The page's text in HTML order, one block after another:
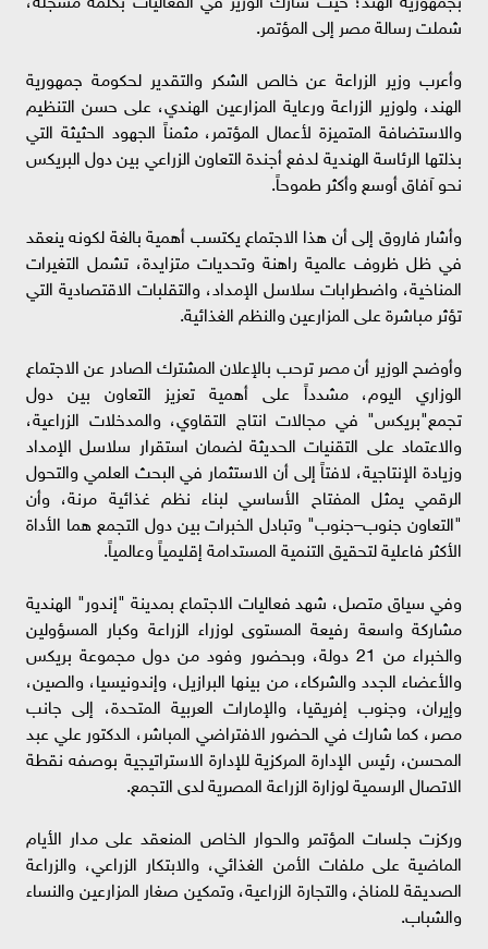
شملت رسالة مصر إلى المؤتمر.
وأعرب وزير الزراعة عن خالص الشكر والتقدير لحكومة جمهورية
الهند، ولوزير الزراعة ورعاية المزارعين الهندي، على حسن التنظيم
والاستضافة المتميزة لأعمال المؤتمر، مثمناً الجهود الحثيثة التي
بذلتها الرئاسة الهندية لدفع أجندة التعاون الزراعي بين دول البريكس
نحو آفاق أوسع وأكثر طموحاً.
وأشار فاروق إلى أن هذا الاجتماع يكتسب أهمية بالغة لكونه ينعقد
في ظل ظروف عالمية راهنة وتحديات متزايدة، تشمل التغيرات
المناخية، واضطرابات سلاسل الإمداد، والتقلبات الاقتصادية التي
تؤثر مباشرة على المزارعين والنظم الغذائية.
وأوضح الوزير أن مصر ترحب بالإعلان المشترك الصادر عن الاجتماع
الوزاري اليوم، مشدداً على أهمية تعزيز التعاون بين دول
تجمع"بريكس" في مجالات انتاج التقاوي، والمدخلات الزراعية،
والاعتماد على التقنيات الحديثة لضمان استقرار سلاسل الإمداد
وزيادة الإنتاجية، لافتاً إلى أن الاستثمار في البحث العلمي والتحول
الرقمي يمثل المفتاح الأساسي لبناء نظم غذائية مرنة، وأن
"التعاون جنوب–جنوب" وتبادل الخبرات بين دول التجمع هما الأداة
الأكثر فاعلية لتحقيق التنمية المستدامة إقليمياً وعالمياً.
وفي سياق متصل، شهد فعاليات الاجتماع بمدينة "إندور" الهندية
مشاركة واسعة رفيعة المستوى لوزراء الزراعة وكبار المسؤولين
والخبراء من 21 دولة، وبحضور وفود من دول مجموعة بريكس
والأعضاء الجدد والشركاء، من بينها البرازيل، وإندونيسيا، والصين،
وإيران، وجنوب إفريقيا، والإمارات العربية المتحدة، إلى جانب
مصر، كما شارك في الحضور الافتراضي المباشر، الدكتور علي عبد
المحسن، رئيس الإدارة المركزية للإدارة الاستراتيجية بوصفه نقطة
الاتصال الرسمية لوزارة الزراعة المصرية لدى التجمع.
وركزت جلسات المؤتمر والحوار الخاص المنعقد على مدار الأيام
الماضية على ملفات الأمن الغذائي، والابتكار الزراعي، والزراعة
الصديقة للمناخ، والتجارة الزراعية، وتمكين صغار المزارعين والنساء
والشباب.